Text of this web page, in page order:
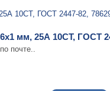
мм, 25А 10СТ, ГОСТ
почте..